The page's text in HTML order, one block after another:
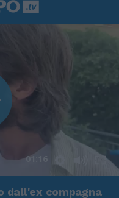
01:16
dall'ex compagna